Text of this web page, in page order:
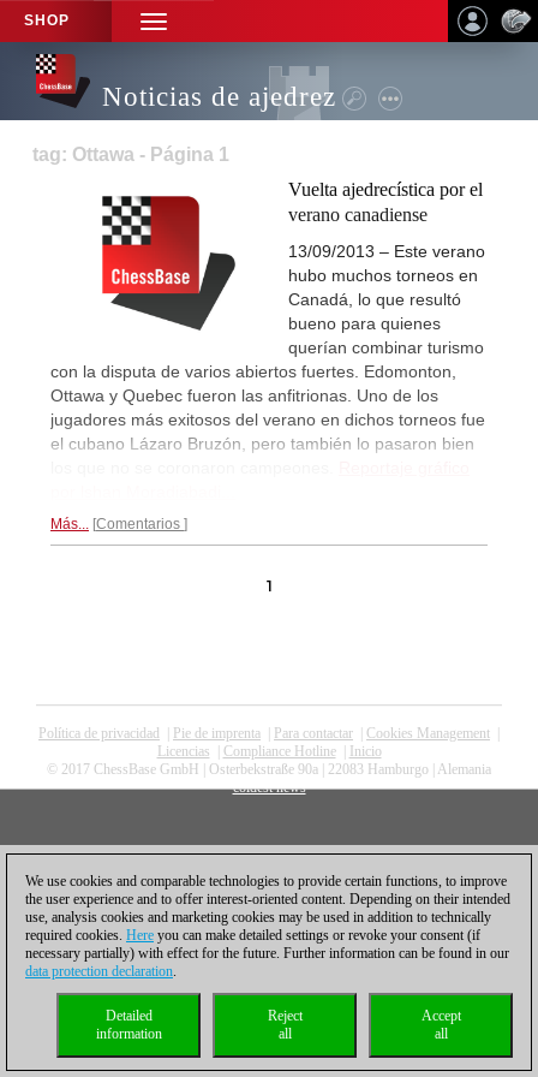
SHOP
TOGGLE
NAVIGATION
Noticias de ajedrez
tag: Ottawa - Página 1
Vuelta ajedrecística por el
verano canadiense
13/09/2013 – Este verano
hubo muchos torneos en
Canadá, lo que resultó
bueno para quienes
querían combinar turismo
con la disputa de varios abiertos fuertes. Edomonton,
Ottawa y Quebec fueron las anfitrionas. Uno de los
jugadores más exitosos del verano en dichos torneos fue
el cubano Lázaro Bruzón, pero también lo pasaron bien
Más... Comentarios
1
Política de privacidad Pie de imprenta Para contactar Cookies Management
Licencias
Compliance Hotline|
Inicio
© 2017 ChessBase GmbH | Osterbekstraße 90a | 22083 Hamburgo | Alemania
coldest news
We use cookies and comparable technologies to provide certain functions, to improve
the user experience and to offer interest-oriented content. Depending on their intended
use, analysis cookies and marketing cookies may be used in addition to technically
required cookies. Here you can make detailed settings or revoke your consent (if
necessary partially) with effect for the future. Further information can be found in our
data protection declaration.
Accept
all
Reject
all
Detailed
information